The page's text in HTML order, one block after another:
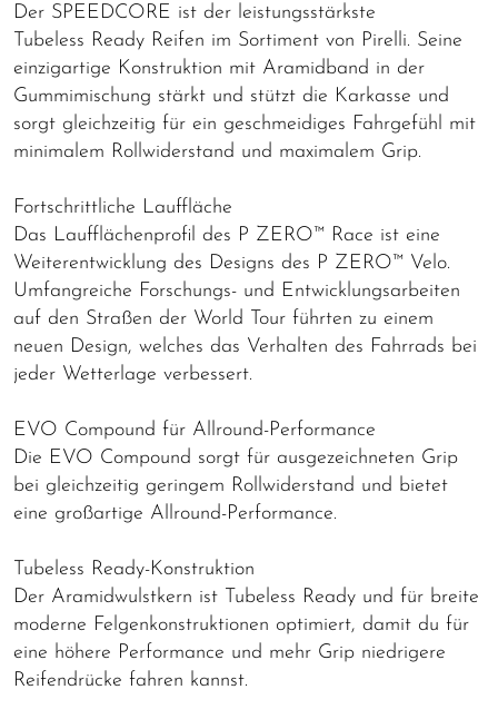
Der SPEEDCORE ist der leistungsstärkste
Tubeless Ready Reifen im Sortiment von Pirelli. Seine
einzigartige Konstruktion mit Aramidband in der
Gummimischung stärkt und stützt die Karkasse und
sorgt gleichzeitig für ein geschmeidiges Fahrgefühl mit
minimalem Rollwiderstand und maximalem Grip.
Fortschrittliche Lauffläche
Das Laufflächenprofil des P ZERO™ Race ist eine
Weiterentwicklung des Designs des P ZERO™ Velo.
Umfangreiche Forschungs- und Entwicklungsarbeiten
auf den Straßen der World Tour führten zu einem
neuen Design, welches das Verhalten des Fahrrads bei
jeder Wetterlage verbessert.
EVO Compound für Allround-Performance
Die EVO Compound sorgt für ausgezeichneten Grip
bei gleichzeitig geringem Rollwiderstand und bietet
eine großartige Allround-Performance.
Tubeless Ready-Konstruktion
Der Aramidwulstkern ist Tubeless Ready und für breite
moderne Felgenkonstruktionen optimiert, damit du für
eine höhere Performance und mehr Grip niedrigere
Reifendrücke fahren kannst.